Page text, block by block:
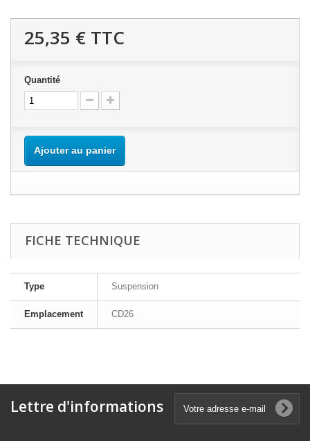
25,35 € TTC
Quantité
Ajouter au panier
FICHE TECHNIQUE
Type Suspension
Emplacement CD26
Lettre d'informations